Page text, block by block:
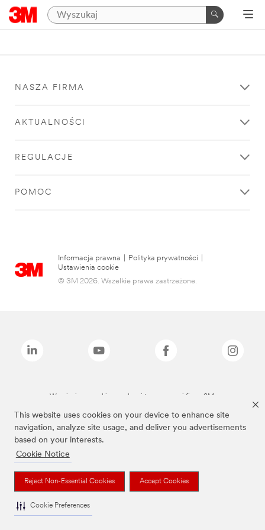
This website uses cookies on your device to enhance site
navigation, analyze site usage, and deliver you advertisements
based on your interests.
Cookie Notice
Reject Non-Essential Cookies Accept Cookies
Cookie Preferences
NASZA FIRMA
AKTUALNOŚCI
REGULACJE
POMOC
Informacja prawna Polityka prywatności
Ustawienia cookie
© 3M 2026. Wszelkie prawa zastrzeżone.
Wymienione marki są znakami towarowymi firmy 3M.